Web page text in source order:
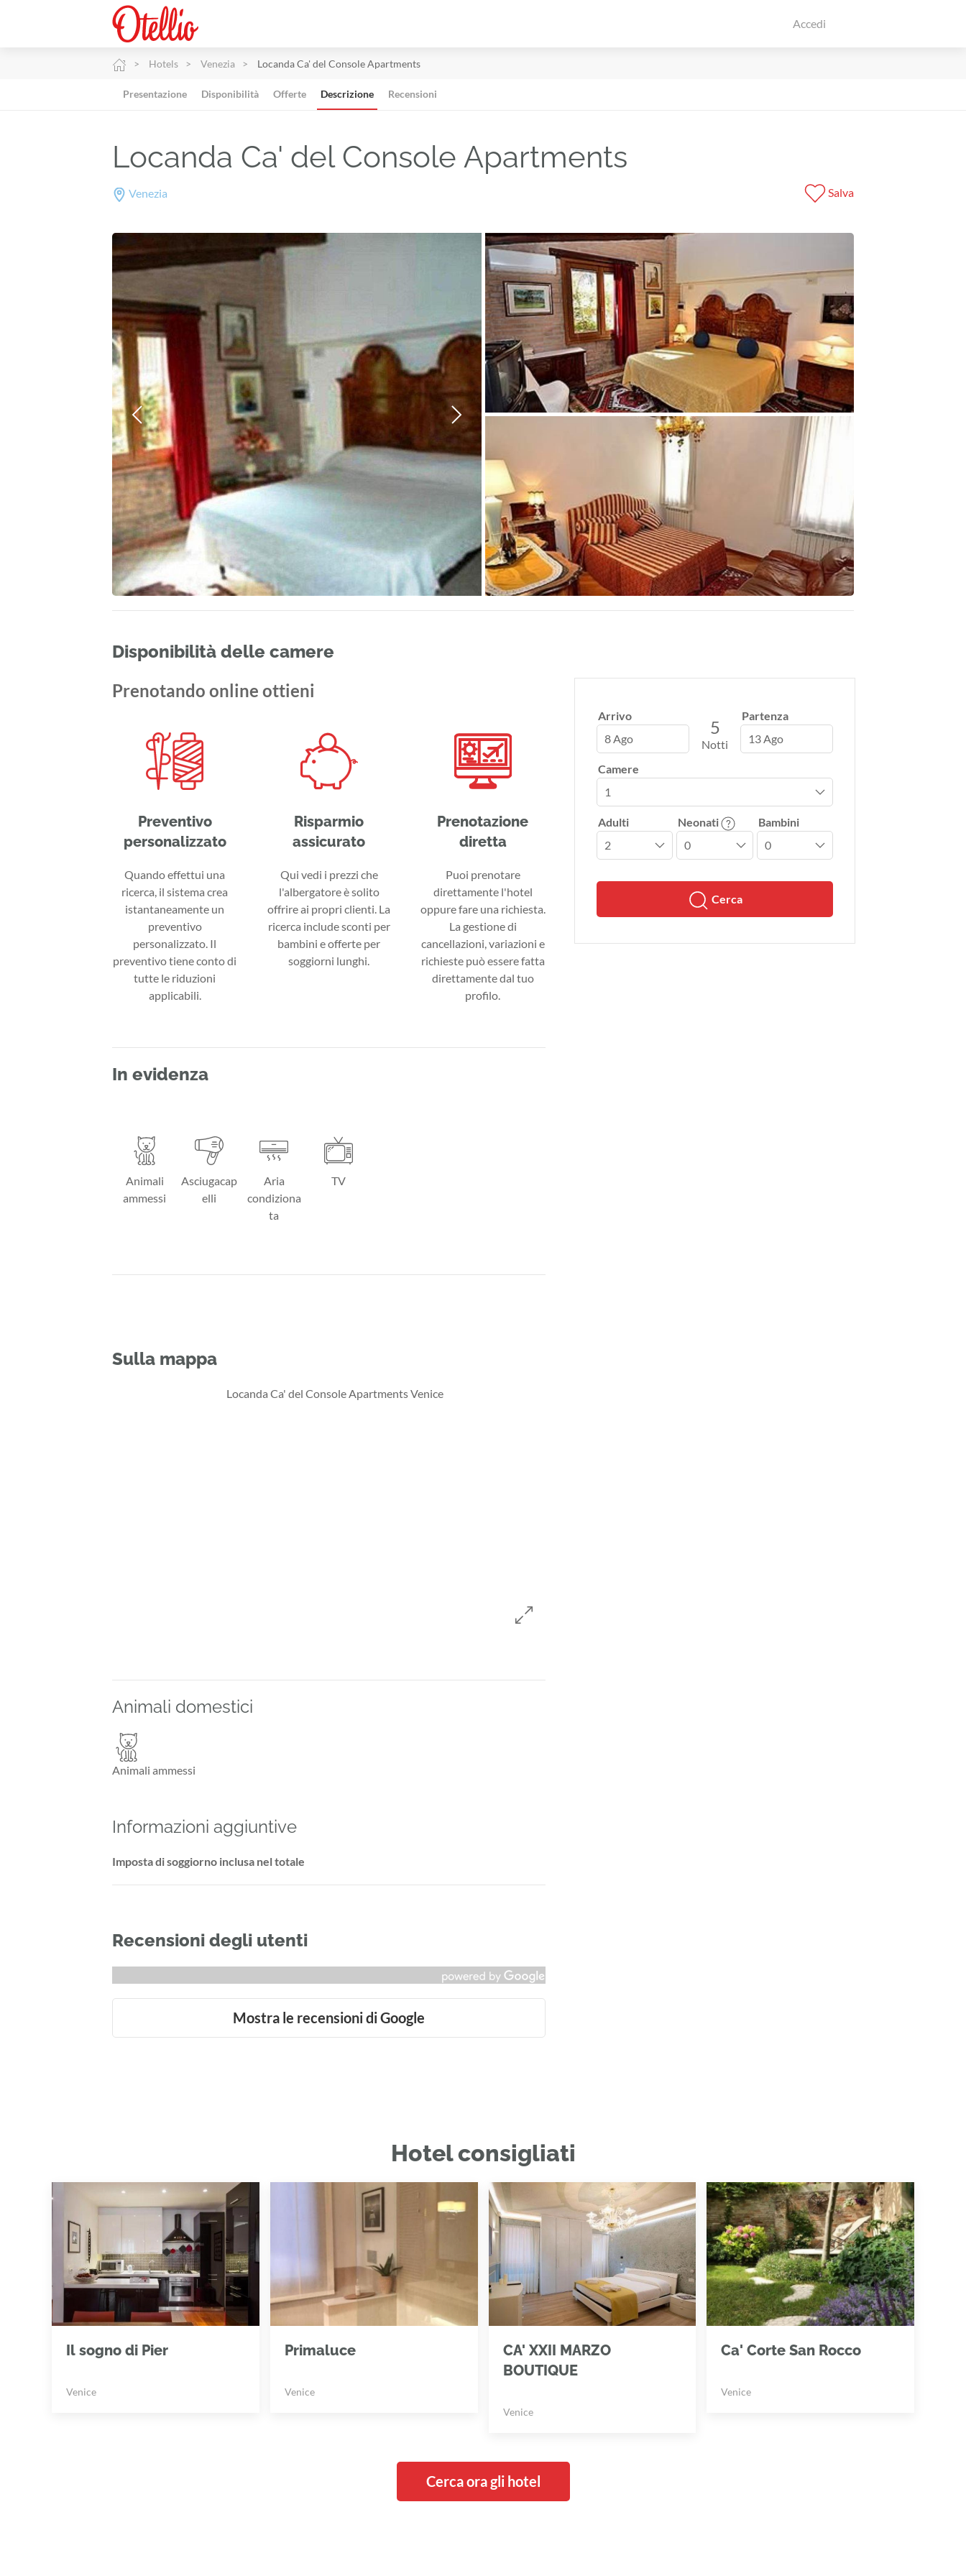
Accedi
Hotels Venezia Locanda Ca' del Console Apartments
Presentazione Disponibilità Offerte Descrizione Recensioni
Locanda Ca' del Console Apartments
Venezia Salva
Disponibilità delle camere
Arrivo
8 Ago
5
Notti
Partenza
13 Ago
Camere
Adulti Neonati Bambini
Cerca
Prenotando online ottieni
Preventivo
personalizzato
Quando effettui una
ricerca, il sistema crea
istantaneamente un
preventivo
personalizzato. Il
preventivo tiene conto di
tutte le riduzioni
applicabili.
Risparmio
assicurato
Qui vedi i prezzi che
l'albergatore è solito
offrire ai propri clienti. La
ricerca include sconti per
bambini e offerte per
soggiorni lunghi.
Prenotazione
diretta
Puoi prenotare
direttamente l'hotel
oppure fare una richiesta.
La gestione di
cancellazioni, variazioni e
richieste può essere fatta
direttamente dal tuo
profilo.
In evidenza
Animali
ammessi
Asciugacap
elli
Aria
condiziona
ta
TV
Sulla mappa
Animali domestici
Animali ammessi
Informazioni aggiuntive
Imposta di soggiorno inclusa nel totale
Recensioni degli utenti
Mostra le recensioni di Google
Hotel consigliati
Il sogno di Pier
Venice
Primaluce
Venice
CA' XXII MARZO
BOUTIQUE
Venice
Ca' Corte San Rocco
Venice
Cerca ora gli hotel